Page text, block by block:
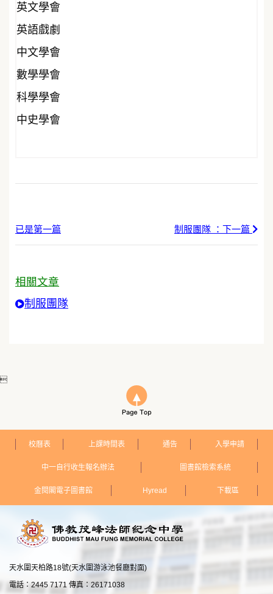
英文學會
英語戲劇
中文學會
數學學會
科學學會
中史學會
已是第一篇 制服團隊 ：下一篇
相關文章
制服團隊

校曆表 上課時間表 通告 入學申請
中一自行收生報名辦法 圖書館檢索系統
金閱閣電子圖書館 Hyread 下載區
天水圍天柏路18號(天水圍游泳池餐廳對面)
電話：2445 7171 傳真：26171038